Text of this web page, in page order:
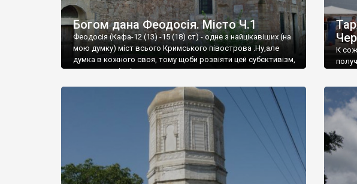
Богом дана Феодосія. Місто Ч.1
Феодосія (Кафа-12 (13) -15 (18) ст) - одне з найцікавіших (на
мою думку) міст всього Кримського півострова .Ну,але
думка в кожного своя, тому щоби розвіяти цей субєктивізм,
запрошую відвідати це
К